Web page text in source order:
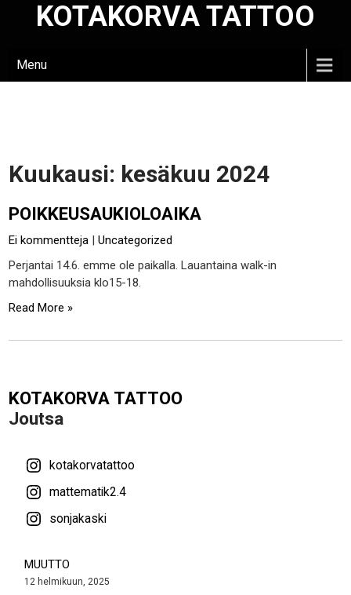
KOTAKORVA TATTOO
Menu
Kuukausi: kesäkuu 2024
POIKKEUSAUKIOLOAIKA
Ei kommentteja |Uncategorized
Perjantai 14.6. emme ole paikalla. Lauantaina walk-in
mahdollisuuksia klo15-18.
Read More »
KOTAKORVA TATTOO
Joutsa
kotakorvatattoo
mattematik2.4
sonjakaski
MUUTTO
12 helmikuun, 2025